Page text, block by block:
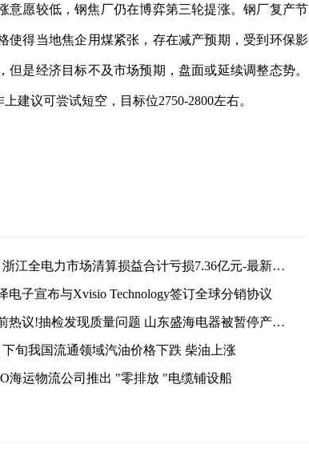
意愿较低，钢焦厂仍在博弈第三轮提涨。钢厂复产节
使得当地焦企用煤紧张，存在减产预期，受到环保影
是经济目标不及市场预期，盘面或延续调整态势。
建议可尝试短空，目标位2750-2800左右。
1月浙江全电力市场清算损益合计亏损7.36亿元-最新快讯
电子宣布与Xvisio Technology签订全球分销协议
当前热议!抽检发现质量问题 山东盛海电器被暂停产品中标资格1年
下旬我国流通领域汽油价格下跌 柴油上涨
海运物流公司推出 "零排放 "电缆铺设船